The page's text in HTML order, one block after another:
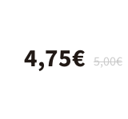
5,00€
4,75€